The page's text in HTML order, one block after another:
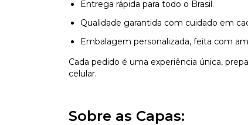
Entrega rápida para todo o Brasil.
Qualidade garantida com cuidado em
Embalagem personalizada, feita com
Cada pedido é uma experiência única,
celular.
Sobre as Capas: